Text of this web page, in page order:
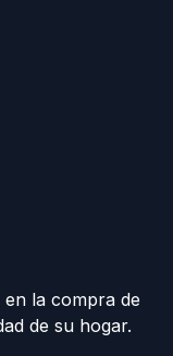
la compra de
de su hogar.